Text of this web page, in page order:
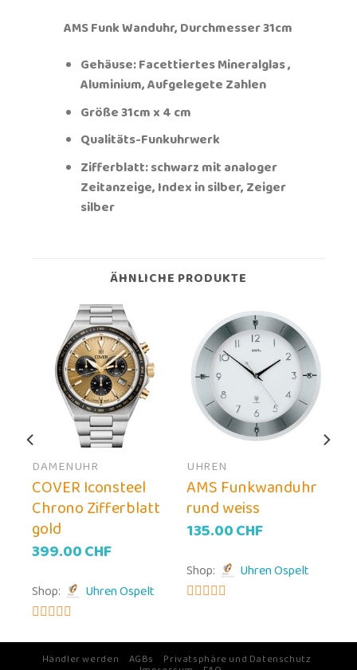
AMS Funk Wanduhr, Durchmesser 31cm
Gehäuse: Facettiertes Mineralglas ,
Aluminium, Aufgelegete Zahlen
Größe 31cm x 4 cm
Qualitäts-Funkuhrwerk
Zifferblatt: schwarz mit analoger
Zeitanzeige, Index in silber, Zeiger
silber
ÄHNLICHE PRODUKTE
DAMENUHR
COVER Iconsteel
Chrono Zifferblatt
gold
399.00CHF
Shop: Uhren Ospelt
UHREN
AMS Funkwanduhr
rund weiss
135.00CHF
Shop: Uhren Ospelt
Händler werden AGBs Privatsphäre und Datenschutz